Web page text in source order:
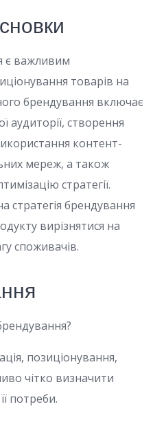
є важливим
товарів на
брендування включає
аудиторії, створення
контент-
мереж, а також
стратегії.
стратегія брендування
вирізнятися на
споживачів.
позиціонування,
чітко визначити
потреби.